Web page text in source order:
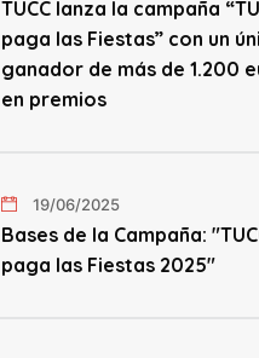
TUCC lanza la campaña
paga las Fiestas” con un
ganador de más de 1.200
en premios
19/06/2025
Bases de la Campaña:
paga las Fiestas 2025"